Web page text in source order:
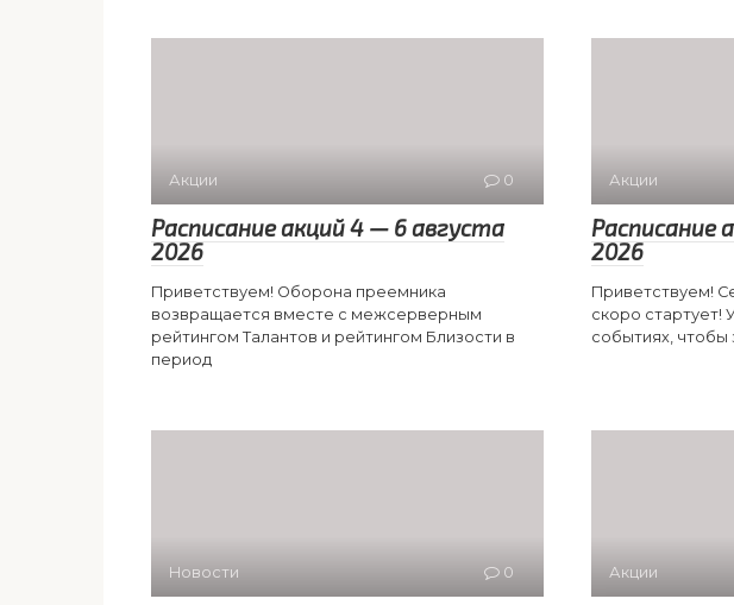
Акции 0
Расписание акций 4 — 6 августа
2026
Приветствуем! Оборона преемника
возвращается вместе с межсерверным
рейтингом Талантов и рейтингом Близости в
период
Акции
Расписание
2026
Приветствуем!
скоро стартует!
событиях, чтобы
Новости 0 Акции